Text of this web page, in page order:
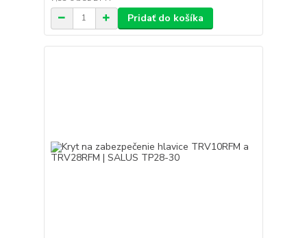
Pridať do košíka